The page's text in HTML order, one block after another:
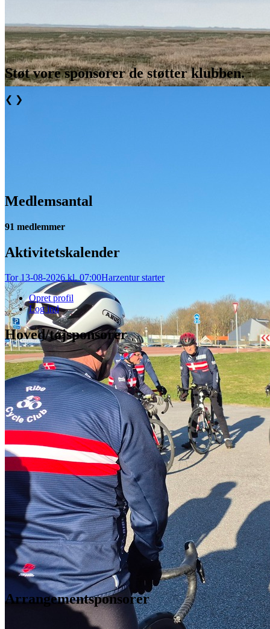
Støt vore sponsorer de støtter klubben.
❮ ❯
Medlemsantal
91 medlemmer
Aktivitetskalender
Tor 13-08-2026 kl. 07:00Harzentur starter
Opret profil
Log ind
Hoved/tøjsponsorer
Arrangementsponsorer